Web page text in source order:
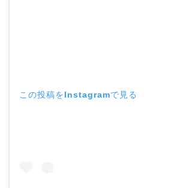
この投稿をInstagramで見る